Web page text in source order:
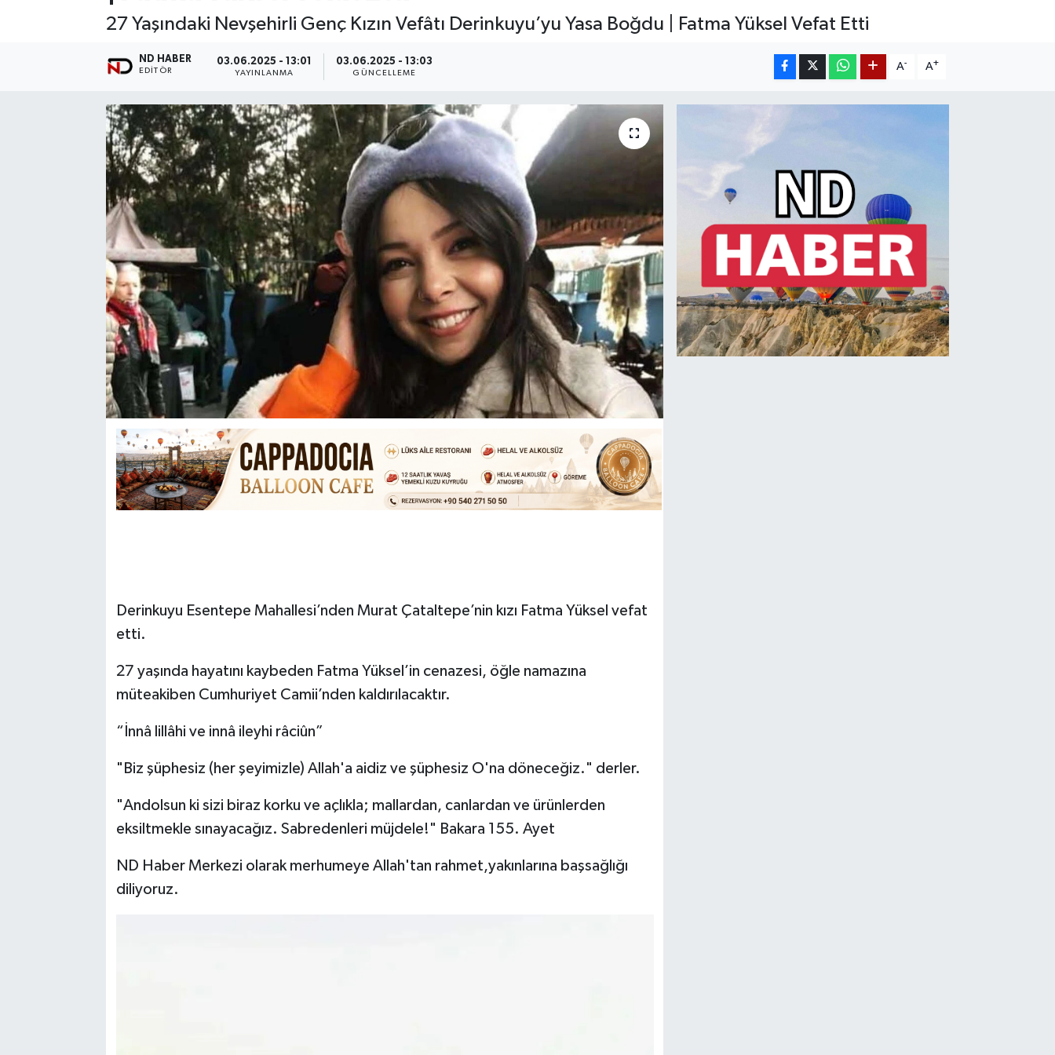
27 Yaşındaki Nevşehirli Genç Kızın Vefâtı Derinkuyu’yu Yasa Boğdu | Fatma Yüksel Vefat Etti
ND HABER
EDITÖR
03.06.2025 - 13:01
YAYINLANMA
03.06.2025 - 13:03
GÜNCELLEME
A- A+
Derinkuyu Esentepe Mahallesi’nden Murat Çataltepe’nin kızı Fatma Yüksel vefat
etti.
27 yaşında hayatını kaybeden Fatma Yüksel’in cenazesi, öğle namazına
müteakiben Cumhuriyet Camii’nden kaldırılacaktır.
“İnnâ lillâhi ve innâ ileyhi râciûn”
"Biz şüphesiz (her şeyimizle) Allah'a aidiz ve şüphesiz O'na döneceğiz." derler.
"Andolsun ki sizi biraz korku ve açlıkla; mallardan, canlardan ve ürünlerden
eksiltmekle sınayacağız. Sabredenleri müjdele!" Bakara 155. Ayet
ND Haber Merkezi olarak merhumeye Allah'tan rahmet,yakınlarına başsağlığı
diliyoruz.